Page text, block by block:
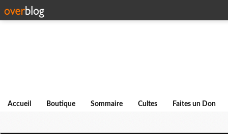
Accueil Boutique Sommaire Cultes Faites un Don